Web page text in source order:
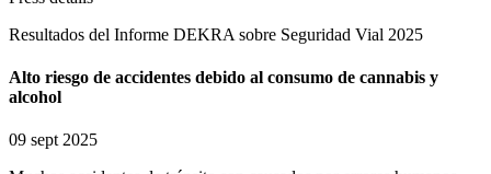
Resultados del Informe DEKRA sobre Seguridad Vial 2025
Alto riesgo de accidentes debido al consumo de cannabis y
alcohol
09 sept 2025